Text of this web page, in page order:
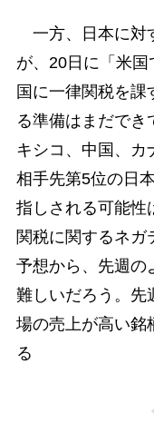
一方、日本に対
が、20日に「米
国に一律関税を課
る準備はまだでき
キシコ、中国、カ
相手先第5位の日
指しされる可能性
関税に関するネガ
予想から、先週の
難しいだろう。先
場の売上が高い銘
る